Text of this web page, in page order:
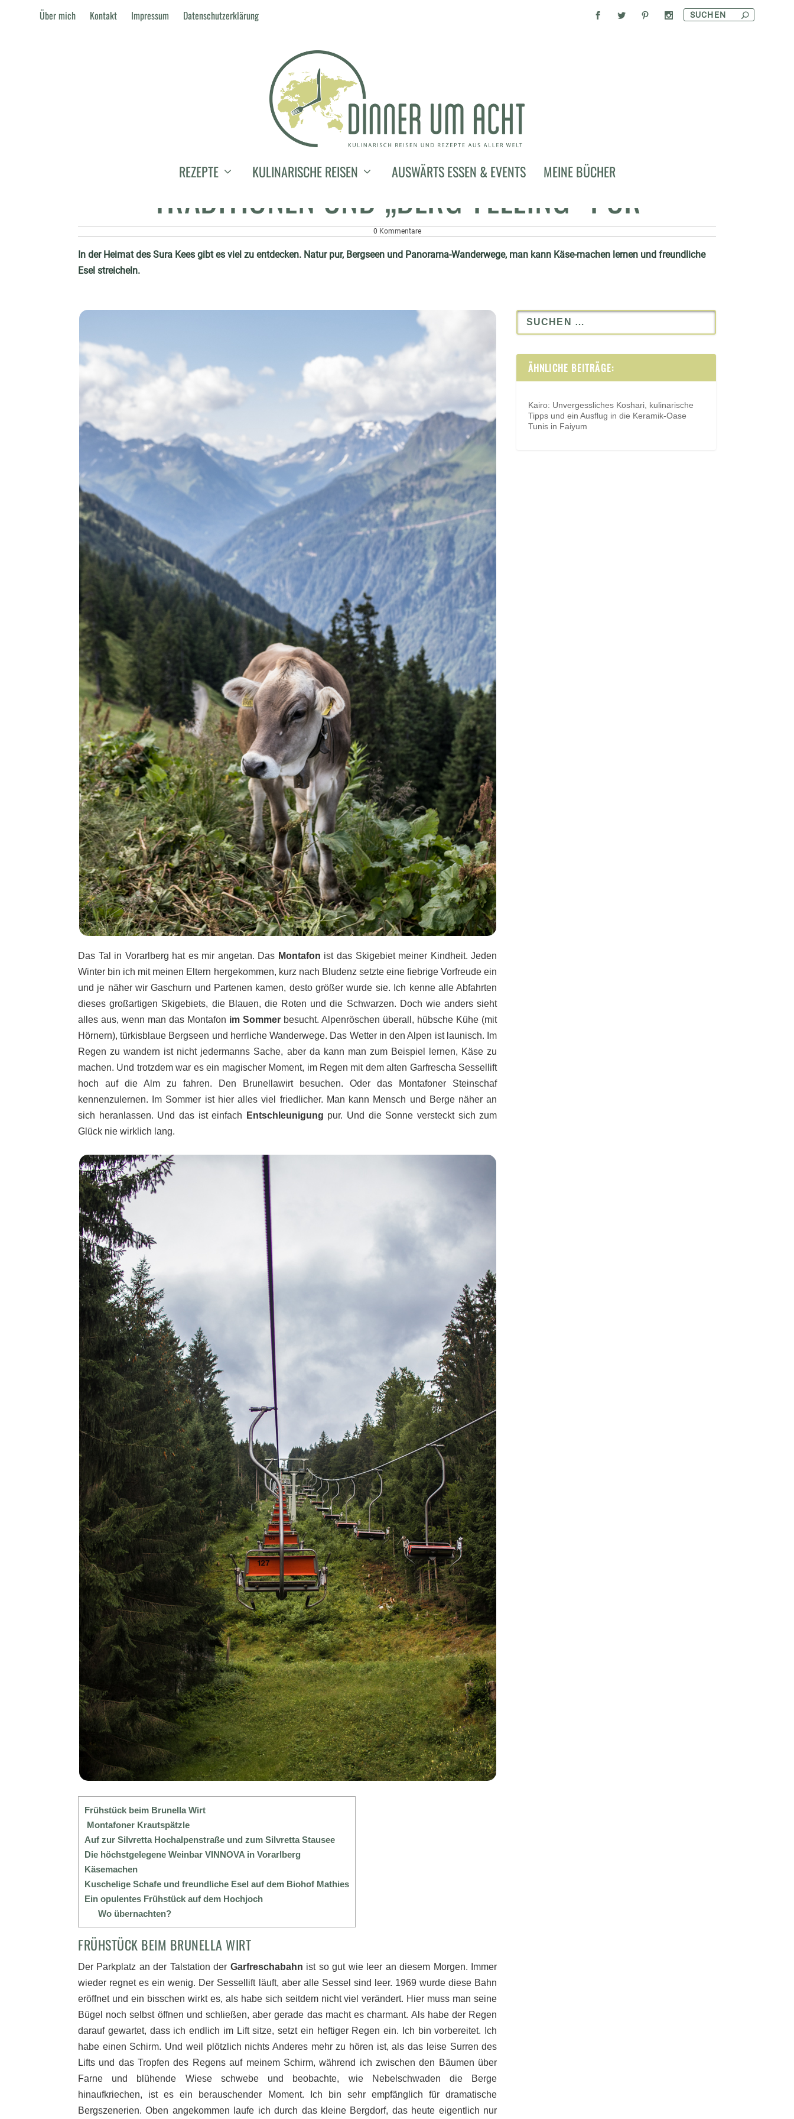
Über mich Kontakt Impressum Datenschutzerklärung
REZEPTE KULINARISCHE REISEN AUSWÄRTS ESSEN & EVENTS MEINE BÜCHER
21. Juli 2019
SEHNSUCHTSORT MONTAFON – KULINARISCHE
TRADITIONEN UND „BERG-FEELING“ PUR
0 Kommentare
In der Heimat des Sura Kees gibt es viel zu entdecken. Natur pur, Bergseen und Panorama-Wanderwege, man kann Käse-machen lernen und freundliche
Esel streicheln.
Das Tal in Vorarlberg hat es mir angetan. Das Montafon ist das Skigebiet meiner Kindheit. Jeden
Winter bin ich mit meinen Eltern hergekommen, kurz nach Bludenz setzte eine fiebrige Vorfreude ein
und je näher wir Gaschurn und Partenen kamen, desto größer wurde sie. Ich kenne alle Abfahrten
dieses großartigen Skigebiets, die Blauen, die Roten und die Schwarzen. Doch wie anders sieht
alles aus, wenn man das Montafon im Sommer besucht. Alpenröschen überall, hübsche Kühe (mit
Hörnern), türkisblaue Bergseen und herrliche Wanderwege. Das Wetter in den Alpen ist launisch. Im
Regen zu wandern ist nicht jedermanns Sache, aber da kann man zum Beispiel lernen, Käse zu
machen. Und trotzdem war es ein magischer Moment, im Regen mit dem alten Garfrescha Sessellift
hoch auf die Alm zu fahren. Den Brunellawirt besuchen. Oder das Montafoner Steinschaf
kennenzulernen. Im Sommer ist hier alles viel friedlicher. Man kann Mensch und Berge näher an
sich heranlassen. Und das ist einfach
Entschleunigung pur. Und die Sonne versteckt sich zum
Glück nie wirklich lang.
Frühstück beim Brunella Wirt
Montafoner Krautspätzle
Auf zur Silvretta Hochalpenstraße und zum Silvretta Stausee
Die höchstgelegene Weinbar VINNOVA in Vorarlberg
Käsemachen
Kuschelige Schafe und freundliche Esel auf dem Biohof Mathies
Ein opulentes Frühstück auf dem Hochjoch
Wo übernachten?
FRÜHSTÜCK BEIM BRUNELLA WIRT
Der Parkplatz an der Talstation der Garfreschabahn ist so gut wie leer an diesem Morgen. Immer
wieder regnet es ein wenig. Der Sessellift läuft, aber alle Sessel sind leer. 1969 wurde diese Bahn
eröffnet und ein bisschen wirkt es, als habe sich seitdem nicht viel verändert. Hier muss man seine
Bügel noch selbst öffnen und schließen, aber gerade das macht es charmant. Als habe der Regen
darauf gewartet, dass ich endlich im Lift sitze, setzt ein heftiger Regen ein. Ich bin vorbereitet. Ich
habe einen Schirm. Und weil plötzlich nichts Anderes mehr zu hören ist, als das leise Surren des
Lifts und das Tropfen des Regens auf meinem Schirm, während ich zwischen den Bäumen über
Farne und blühende Wiese schwebe und beobachte, wie Nebelschwaden die Berge
hinaufkriechen, ist es ein berauschender Moment. Ich bin sehr empfänglich für dramatische
Bergszenerien. Oben angekommen laufe ich durch das kleine Bergdorf, das heute eigentlich nur
ÄHNLICHE BEITRÄGE:
Kairo: Unvergessliches Koshari, kulinarische
Tipps und ein Ausflug in die Keramik-Oase
Tunis in Faiyum